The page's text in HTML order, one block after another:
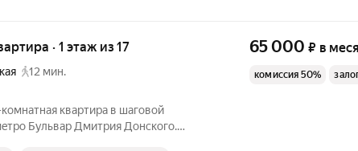
· 1 этаж из 17
12 мин.
квaртиpа в шаговой
Бульвар Дмитрия Донского.
65 000 ₽ в
комиссия 50%